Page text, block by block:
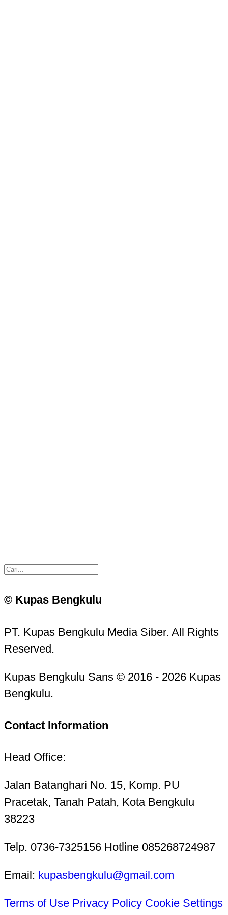
© Kupas Bengkulu
PT. Kupas Bengkulu Media Siber. All Rights
Reserved.
Kupas Bengkulu Sans © 2016 - 2026 Kupas
Bengkulu.
Contact Information
Head Office:
Jalan Batanghari No. 15, Komp. PU
Pracetak, Tanah Patah, Kota Bengkulu
38223
Telp. 0736-7325156 Hotline 085268724987
Email: kupasbengkulu@gmail.com
Terms of Use Privacy Policy Cookie Settings